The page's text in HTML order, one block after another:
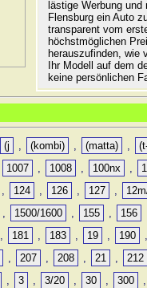
lästige Werbung
Flensburg ein Auto
transparent vom
höchstmöglichen
herauszufinden, wie
Ihr Modell auf dem
keine persönlichen
(j , (kombi) , (matta) ,
1007 , 1008 , 100nx ,
, 124 , 126 , 127 ,
, 1500/1600 , 155 , 156
, 181 , 183 , 19 , 190 ,
, 207 , 208 , 21 , 212
, 3 , 3/20 , 30 , 300 ,